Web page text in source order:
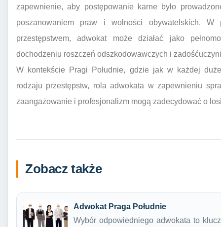
zapewnienie, aby postępowanie karne było
poszanowaniem praw i wolności obywatelskich. W
przestępstwem, adwokat może działać jako
dochodzeniu roszczeń odszkodowawczych i
W kontekście Pragi Południe, gdzie jak w każdej
rodzaju przestępstw, rola adwokata w zapewnieniu
zaangażowanie i profesjonalizm mogą zadecydować o
Zobacz także
Adwokat Praga Południe
Wybór odpowiedniego adwokata to